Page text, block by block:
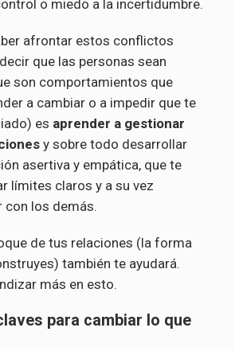
o miedo a la incertidumbre.
afrontar estos conflictos
que las personas sean
son comportamientos que
a cambiar o a impedir que te
es aprender a gestionar
y sobre todo desarrollar
asertiva y empática, que te
límites claros y a su vez
los demás.
de tus relaciones (la forma
también te ayudará.
más en esto.
para cambiar lo que